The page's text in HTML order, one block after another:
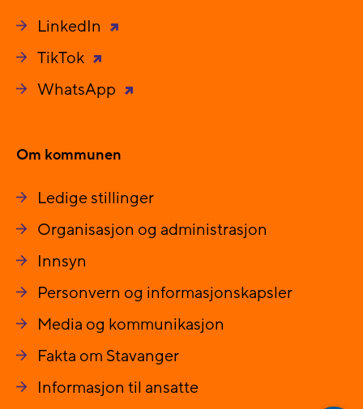
LinkedIn
TikTok
WhatsApp
Om kommunen
Ledige stillinger
Organisasjon og administrasjon
Innsyn
Personvern og informasjonskapsler
Media og kommunikasjon
Fakta om Stavanger
Informasjon til ansatte